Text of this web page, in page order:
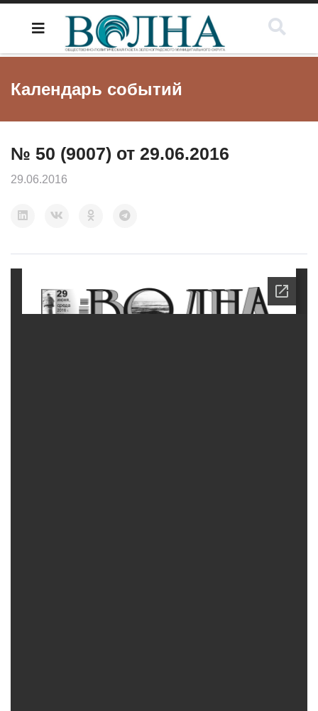
Календарь событий
№ 50 (9007) от 29.06.2016
29.06.2016